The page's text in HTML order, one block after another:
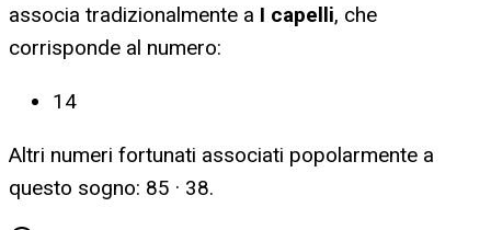
associa tradizionalmente a I capelli, che
corrisponde al numero:
14
Altri numeri fortunati associati popolarmente a
questo sogno: 85 · 38.